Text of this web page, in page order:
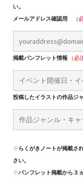
い。
メールアドレス確認用
（
掲載パンフレット情報 （必
投稿したイラストの作品ジ
※ らくがきノートが掲載さ
さい。
※パンフレット掲載から３